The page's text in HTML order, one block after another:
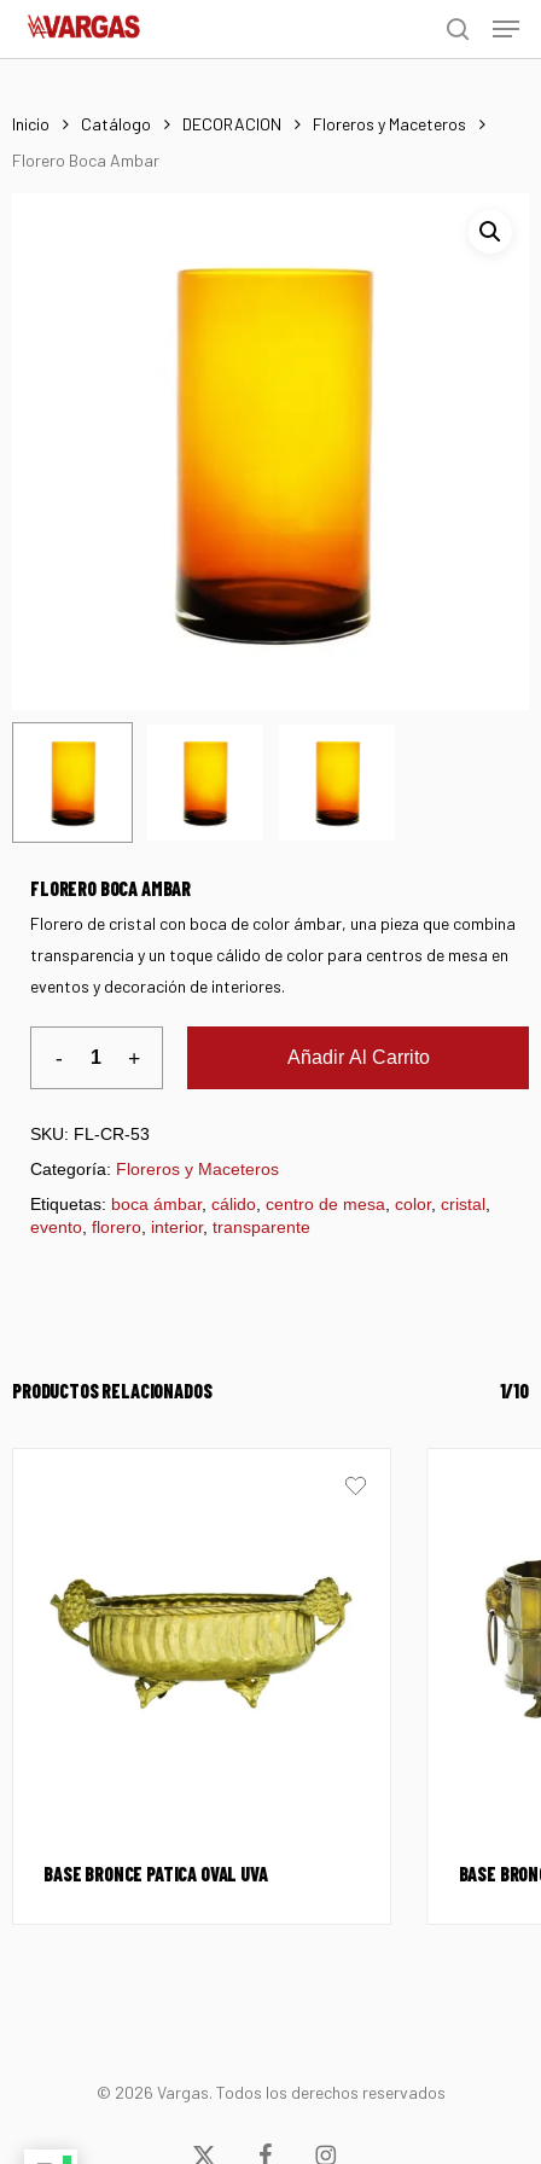
Skip
search
Menu
Inicio Catálogo DECORACION
Floreros y Maceteros
Florero Boca Ambar
FLORERO BOCA AMBAR
Florero de cristal con boca de color ámbar, una pieza que combina
transparencia y un toque cálido de color para centros de mesa en
eventos y decoración de interiores.
Añadir Al Carrito
SKU: FL-CR-53
Categoría: Floreros y Maceteros
Etiquetas: boca ámbar, cálido centro de mesa color, cristal
evento florero interior, transparente
PRODUCTOS RELACIONADOS 1/10
BASE BRONCE PATICA OVAL UVA BASE
© 2026 Vargas. Todos los derechos reservados
x- facebookinstagram